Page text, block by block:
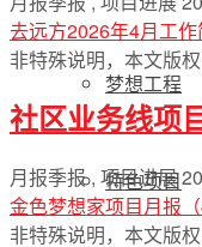
梦想工程
特色项目
去远方2026年4月工作
非特殊说明，本文版
社区业务线项
月报季报 , 项目进展
金色梦想家项目月报（
非特殊说明，本文版